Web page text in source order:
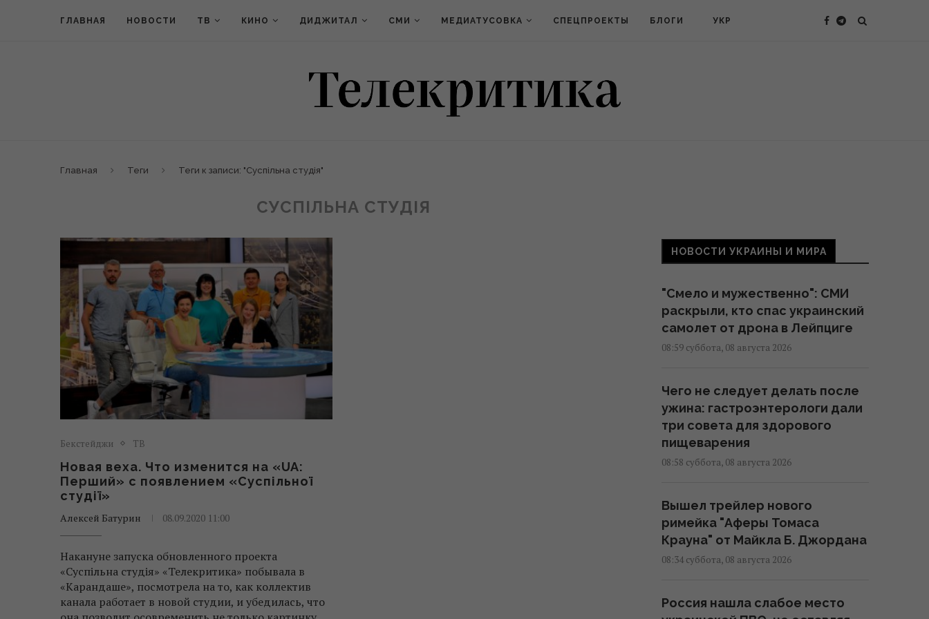
ГЛАВНАЯ НОВОСТИ ТВ КИНО ДИДЖИТАЛ СМИ МЕДИАТУСОВКА СПЕЦПРОЕКТЫ БЛОГИ УКР
Главная Теги Теги к записи: "Суспільна студія"
СУСПІЛЬНА СТУДІЯ
Бекстейджи ТВ
Новая веха. Что изменится на «UA:
Перший» с появлением «Суспільної
студії»
Алексей Батурин 08.09.2020 11:00
Накануне запуска обновленного проекта
«Суспільна студія» «Телекритика» побывала в
«Карандаше», посмотрела на то, как коллектив
канала работает в новой студии, и убедилась, что
НОВОСТИ УКРАИНЫ И МИРА
"Смело и мужественно": СМИ
раскрыли, кто спас украинский
самолет от дрона в Лейпциге
08:59 суббота, 08 августа 2026
Чего не следует делать после
ужина: гастроэнтерологи дали
три совета для здорового
пищеварения
08:58 суббота, 08 августа 2026
Вышел трейлер нового
римейка "Аферы Томаса
Крауна" от Майкла Б. Джордана
08:34 суббота, 08 августа 2026
Россия нашла слабое место